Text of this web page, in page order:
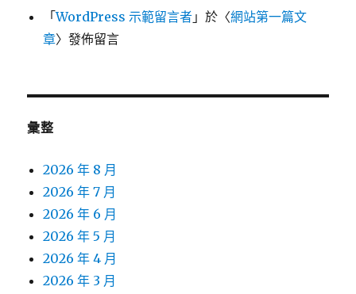
「WordPress 示範留言者 」於〈網站第一篇文
章〉發佈留言
彙整
2026 年 8 月
2026 年 7 月
2026 年 6 月
2026 年 5 月
2026 年 4 月
2026 年 3 月